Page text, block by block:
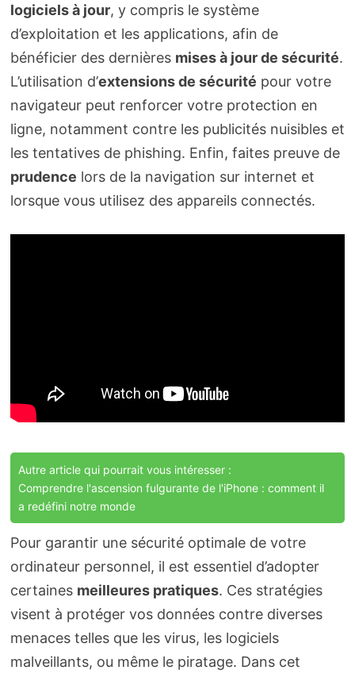
logiciels à jour, y compris le système
d’exploitation et les applications, afin de
bénéficier des dernières mises à jour de sécurité.
L’utilisation d’extensions de sécurité pour votre
navigateur peut renforcer votre protection en
ligne, notamment contre les publicités nuisibles et
les tentatives de phishing. Enfin, faites preuve de
prudence lors de la navigation sur internet et
lorsque vous utilisez des appareils connectés.
Autre article qui pourrait vous intéresser :
Comprendre l'ascension fulgurante de l'iPhone : comment il
a redéfini notre monde
Pour garantir une sécurité optimale de votre
ordinateur personnel, il est essentiel d’adopter
certaines meilleures pratiques. Ces stratégies
visent à protéger vos données contre diverses
menaces telles que les virus, les logiciels
malveillants, ou même le piratage. Dans cet